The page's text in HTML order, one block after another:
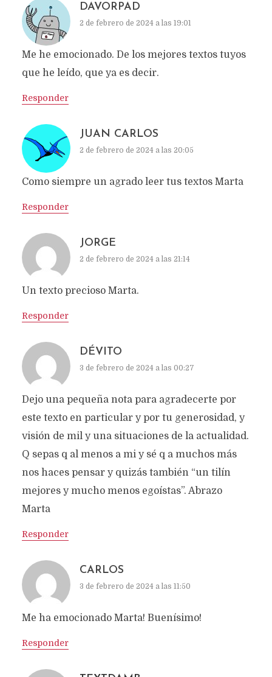
DAVORPAD
2 de febrero de 2024 a las 19:01
Me he emocionado. De los mejores textos tuyos
que he leído, que ya es decir.
Responder
JUAN CARLOS
2 de febrero de 2024 a las 20:05
Como siempre un agrado leer tus textos Marta
Responder
JORGE
2 de febrero de 2024 a las 21:14
Un texto precioso Marta.
Responder
DÉVITO
3 de febrero de 2024 a las 00:27
Dejo una pequeña nota para agradecerte por
este texto en particular y por tu generosidad, y
visión de mil y una situaciones de la actualidad.
Q sepas q al menos a mi y sé q a muchos más
nos haces pensar y quizás también “un tilín
mejores y mucho menos egoístas”. Abrazo
Marta
Responder
CARLOS
3 de febrero de 2024 a las 11:50
Me ha emocionado Marta! Buenísimo!
Responder